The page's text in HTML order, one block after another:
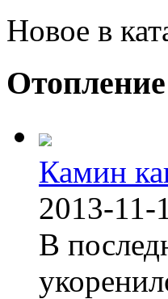
Новое в
Камин
2013-11-
В